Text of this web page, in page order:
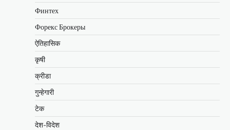
Финтех
Форекс Брокеры
ऐतिहासिक
कृषी
क्रीडा
गुन्हेगारी
टेक
देश-विदेश